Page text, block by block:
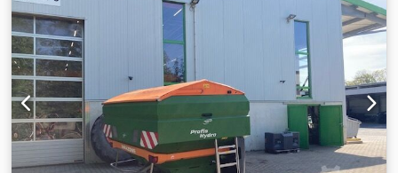
Disco Cedpfx Aor Ty N Esqverf